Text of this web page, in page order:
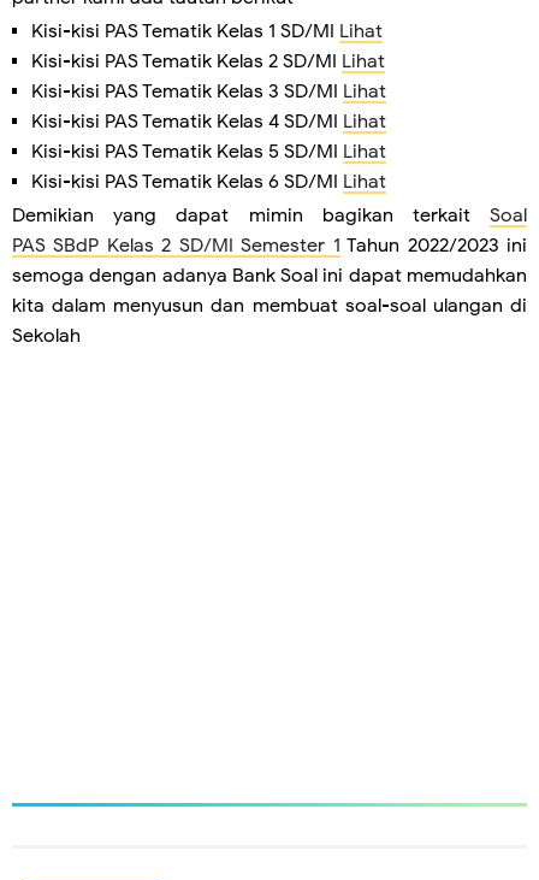
Kisi-kisi PAS Tematik Kelas 1 SD/MI Lihat
Kisi-kisi PAS Tematik Kelas 2 SD/MI Lihat
Kisi-kisi PAS Tematik Kelas 3 SD/MI Lihat
Kisi-kisi PAS Tematik Kelas 4 SD/MI Lihat
Kisi-kisi PAS Tematik Kelas 5 SD/MI Lihat
Kisi-kisi PAS Tematik Kelas 6 SD/MI Lihat
Demikian yang dapat mimin bagikan terkait Soal
PASSBdP Kelas 2 SD/MI Semester 1 Tahun 2022/2023 ini
semoga dengan adanya Bank Soal ini dapat memudahkan
kita dalam menyusun dan membuat soal-soal ulangan di
Sekolah